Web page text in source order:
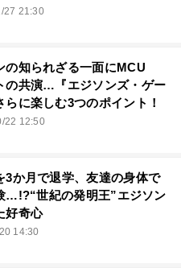
27 21:30
の知られざる一面にMCU
の共演…『エジソンズ・ゲー
らに楽しむ3つのポイント！
22 12:50
3か月で退学、友達の身体で
…!?“世紀の発明王”エジソン
好奇心
14:30